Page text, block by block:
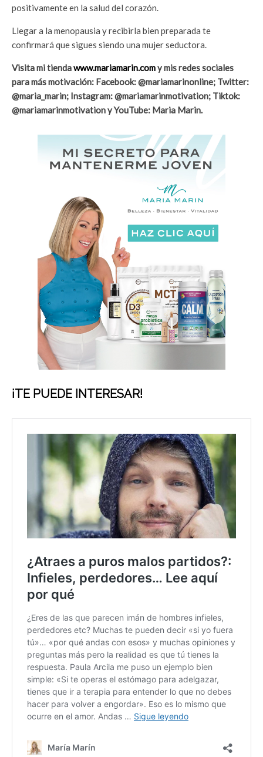
positivamente en la salud del corazón.
Llegar a la menopausia y recibirla bien preparada te
confirmará que sigues siendo una mujer seductora.
Visita mi tiendawww.mariamarin.comy mis redes sociales
para más motivación: Facebook: @mariamarinonline; Twitter:
@maria_marin; Instagram: @mariamarinmotivation; Tiktok:
@mariamarinmotivation y YouTube: Maria Marin.
¡TE PUEDE INTERESAR!